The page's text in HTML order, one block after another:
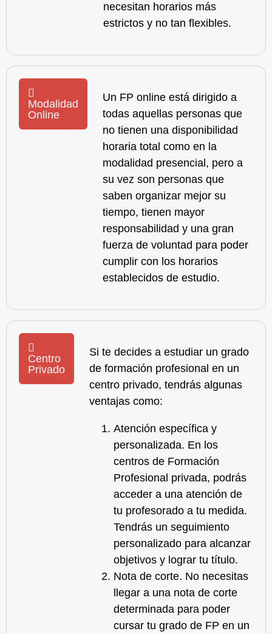
necesitan horarios más
estrictos y no tan flexibles.
Modalidad
Online
Un FP online está dirigido a
todas aquellas personas que
no tienen una disponibilidad
horaria total como en la
modalidad presencial, pero a
su vez son personas que
saben organizar mejor su
tiempo, tienen mayor
responsabilidad y una gran
fuerza de voluntad para poder
cumplir con los horarios
establecidos de estudio.
Centro
Privado
Si te decides a estudiar un grado
de formación profesional en un
centro privado, tendrás algunas
ventajas como:
Atención específica y
personalizada. En los
centros de Formación
Profesional privada, podrás
acceder a una atención de
tu profesorado a tu medida.
Tendrás un seguimiento
personalizado para alcanzar
objetivos y lograr tu título.
Nota de corte. No necesitas
llegar a una nota de corte
determinada para poder
cursar tu grado de FP en un